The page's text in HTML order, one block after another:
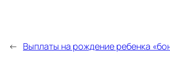
← Выплаты на рождение ребенка